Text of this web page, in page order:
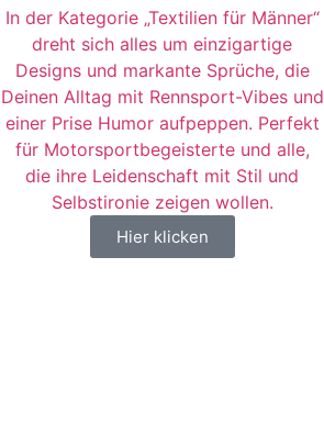
In der Kategorie „Textilien für Männer“
dreht sich alles um einzigartige
Designs und markante Sprüche, die
Deinen Alltag mit Rennsport-Vibes und
einer Prise Humor aufpeppen. Perfekt
für Motorsportbegeisterte und alle,
die ihre Leidenschaft mit Stil und
Selbstironie zeigen wollen.
Hier klicken